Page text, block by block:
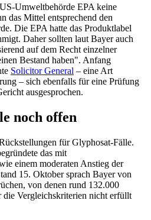
Umweltbehörde EPA keine
das Mittel entsprechend den
Die EPA hatte das Produktlabel
Daher sollten laut Bayer auch
auf dem Recht einzelner
Bestand haben". Anfang
Solicitor General – eine Art
– sich ebenfalls für eine Prüfung
ausgesprochen.
noch offen
für Glyphosat-Fälle.
das mit
einem moderaten Anstieg der
15. Oktober sprach Bayer von
von denen rund 132.000
die Vergleichskriterien nicht erfüllt